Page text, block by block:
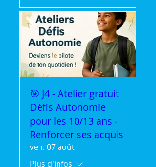
🎯 J4 - Atelier gratuit
Défis Autonomie
pour les 10/13 ans -
Renforcer ses acquis
ven. 07 août
Plus d'infos